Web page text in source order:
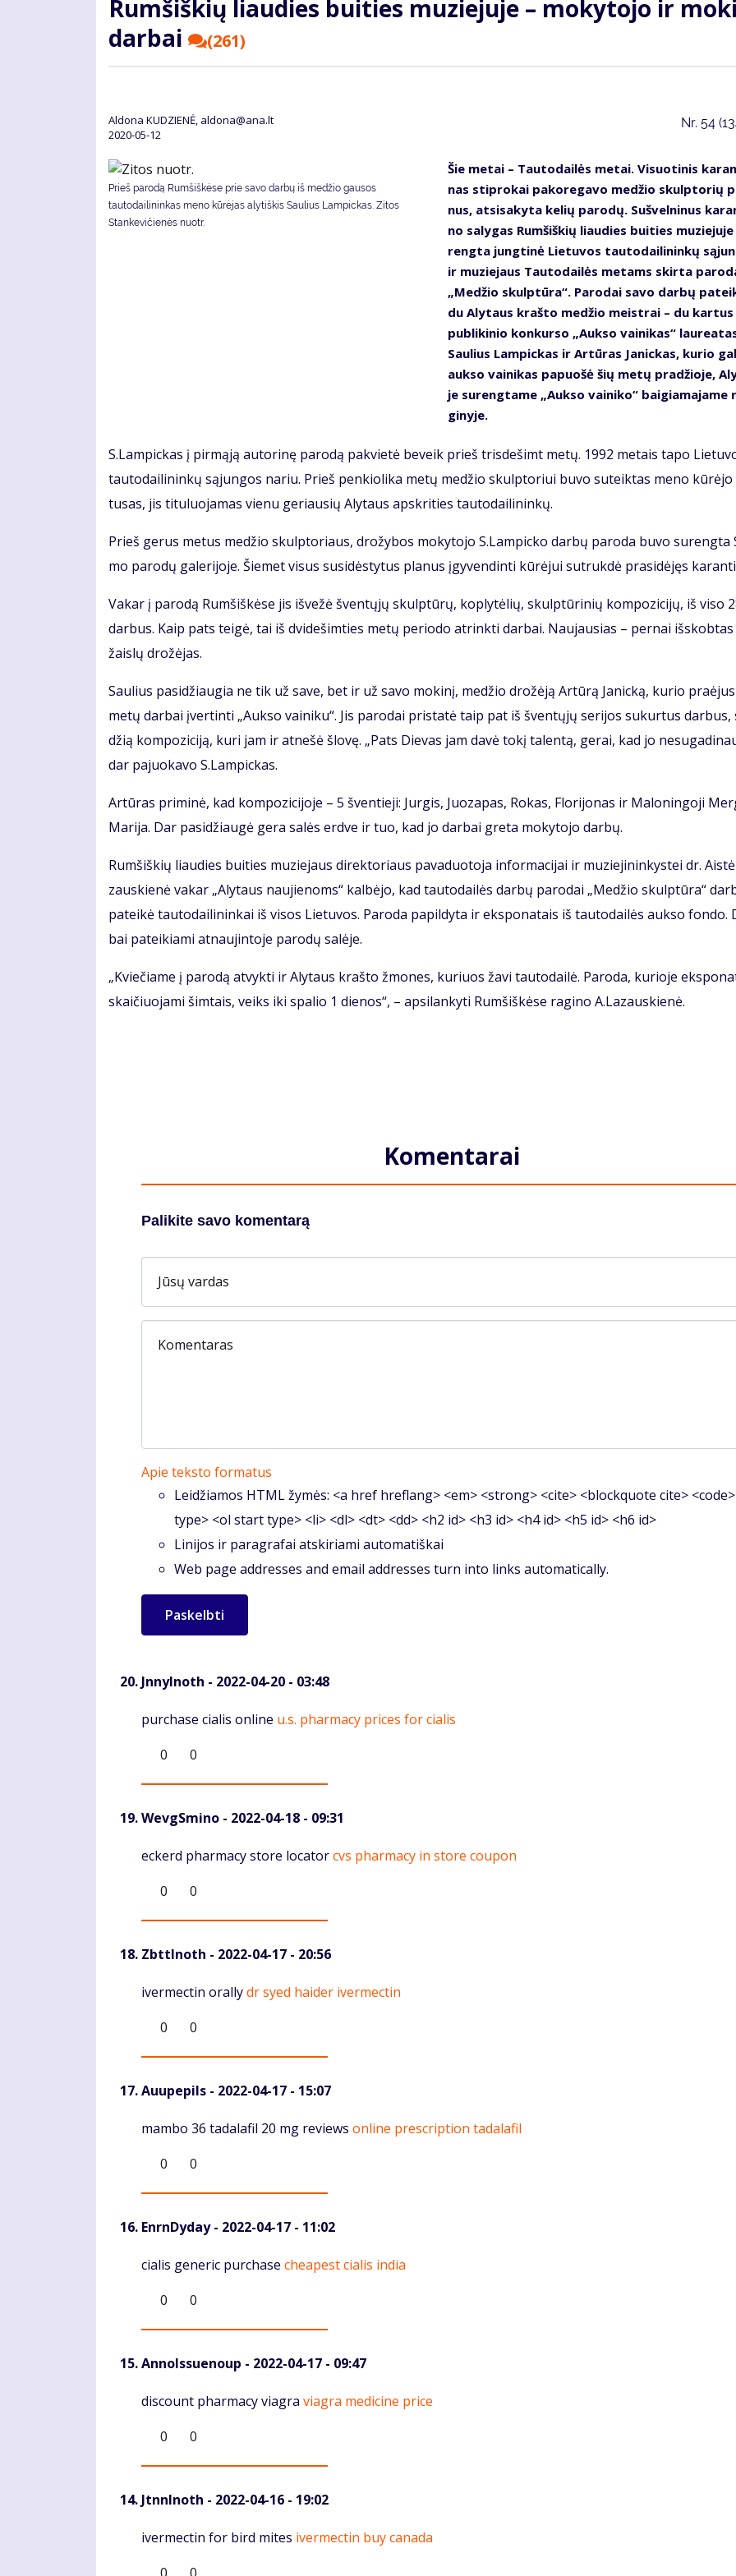
Rum­šiš­kių liau­dies bui­ties mu­zie­ju­je – mo­ky­to­jo ir
dar­bai
(261)
Aldona KUDZIENĖ, aldona@ana.lt
2020-05-12
Nr. 54
Prieš parodą Rumšiškėse prie savo darbų iš medžio gausos
tautodailininkas meno kūrėjas alytiškis Saulius Lampickas. Zitos
Stankevičienės nuotr.
Šie me­tai – Tau­to­dai­lės me­tai. Vi­suo­ti­nis
nas stip­ro­kai pa­ko­re­ga­vo me­džio skulp­to­rių
nus, at­si­sa­ky­ta ke­lių pa­ro­dų. Su­švel­ni­nus
no sa­ly­gas Rum­šiš­kių liau­dies bui­ties
reng­ta jung­ti­nė Lie­tu­vos tau­to­dai­li­nin­kų
ir mu­zie­jaus Tau­to­dai­lės me­tams skir­ta
„Me­džio skulp­tū­ra“. Pa­ro­dai sa­vo dar­bų
du Aly­taus kraš­to me­džio meist­rai – du
pub­li­ki­nio kon­kur­so „Auk­so vai­ni­kas“
Sau­lius Lam­pic­kas ir Ar­tū­ras Ja­nic­kas, ku­rio
auk­so vai­ni­kas pa­puo­šė šių me­tų pra­džio­je,
je su­reng­ta­me „Auk­so vai­ni­ko“ bai­gia­ma­ja­me
gi­ny­je.
S.Lam­pic­kas į pir­mą­ją au­to­ri­nę pa­ro­dą pa­kvie­tė be­veik prieš tris­de­šimt me­tų. 1992 me­tais ta­po
tau­to­dai­li­nin­kų są­jun­gos na­riu. Prieš pen­kio­li­ka me­tų me­džio skulp­to­riui bu­vo su­teik­tas me­no
tu­sas, jis ti­tu­luo­ja­mas vie­nu ge­riau­sių Aly­taus ap­skri­ties tau­to­dai­li­nin­kų.
Prieš ge­rus me­tus me­džio skulp­to­riaus, dro­žy­bos mo­ky­to­jo S.Lam­pic­ko dar­bų pa­ro­da bu­vo su­reng­ta
mo pa­ro­dų ga­le­ri­jo­je. Šie­met vi­sus su­si­dės­ty­tus pla­nus įgy­ven­din­ti kū­rė­jui su­truk­dė pra­si­dė­jęs
Va­kar į pa­ro­dą Rum­šiš­kė­se jis iš­ve­žė šven­tų­jų skulp­tū­rų, kop­ly­tė­lių, skulp­tū­ri­nių kom­po­zi­ci­jų, iš vi­so
dar­bus. Kaip pats tei­gė, tai iš dvi­de­šim­ties me­tų pe­ri­odo at­rink­ti dar­bai. Nau­jau­sias – per­nai iš­skob­tas
žais­lų dro­žė­jas.
Sau­lius pa­si­džiau­gia ne tik už sa­ve, bet ir už sa­vo mo­ki­nį, me­džio dro­žė­ją Ar­tū­rą Ja­nic­ką, ku­rio
me­tų dar­bai įver­tin­ti „Auk­so vai­ni­ku“. Jis pa­ro­dai pri­sta­tė taip pat iš šven­tų­jų se­ri­jos su­kur­tus
džią kom­po­zi­ci­ją, ku­ri jam ir at­ne­šė šlo­vę. „Pats Die­vas jam da­vė to­kį ta­len­tą, ge­rai, kad jo
dar pa­juo­ka­vo S.Lam­pic­kas.
Ar­tū­ras pri­mi­nė, kad kom­po­zi­ci­jo­je – 5 šven­tie­ji: Jur­gis, Juo­za­pas, Ro­kas, Flo­ri­jo­nas ir Ma­lo­nin­go­ji
Ma­ri­ja. Dar pa­si­džiau­gė ge­ra sa­lės erd­ve ir tuo, kad jo dar­bai gre­ta mo­ky­to­jo dar­bų.
Rum­šiš­kių liau­dies bui­ties mu­zie­jaus di­rek­to­riaus pa­va­duo­to­ja in­for­ma­ci­jai ir mu­zie­ji­nin­kys­tei dr.
zaus­kie­nė va­kar „Aly­taus nau­jie­noms“ kal­bė­jo, kad tau­to­dai­lės dar­bų pa­ro­dai „Me­džio skulp­tū­ra“
pa­tei­kė tau­to­dai­li­nin­kai iš vi­sos Lie­tu­vos. Pa­ro­da pa­pil­dy­ta ir eks­po­na­tais iš tau­to­dai­lės auk­so fon­do.
bai pa­tei­kia­mi at­nau­jin­to­je pa­ro­dų sa­lė­je.
„Kvie­čia­me į pa­ro­dą at­vyk­ti ir Aly­taus kraš­to žmo­nes, ku­riuos ža­vi tau­to­dai­lė. Pa­ro­da, ku­rio­je
skai­čiuo­ja­mi šim­tais, veiks iki spa­lio 1 die­nos“, – ap­si­lan­ky­ti Rum­šiš­kė­se ra­gi­no A.La­zaus­kie­nė.
Komentarai
Palikite savo komentarą
Jūsų vardas
Komentaras
Apie teksto formatus
Leidžiamos HTML žymės: <a href hreflang> <em> <strong> <cite> <blockquote cite>
type> <ol start type> <li> <dl> <dt> <dd> <h2 id> <h3 id> <h4 id> <h5 id> <h6 id>
Linijos ir paragrafai atskiriami automatiškai
Web page addresses and email addresses turn into links automatically.
JnnyInoth - 2022-04-20 - 03:48
Komentaras
purchase cialis online u.s. pharmacy prices for cialis
0
0
WevgSmino - 2022-04-18 - 09:31
Komentaras
eckerd pharmacy store locatorcvs pharmacy in store coupon
0
0
ZbttInoth - 2022-04-17 - 20:56
Komentaras
ivermectin orallydr syed haider ivermectin
0
0
Auupepils - 2022-04-17 - 15:07
Komentaras
mambo 36 tadalafil 20 mg reviews online prescription tadalafil
0
0
EnrnDyday- 2022-04-17 - 11:02
Komentaras
cialis generic purchase cheapest cialis india
0
0
AnnoIssuenoup - 2022-04-17 - 09:47
Komentaras
discount pharmacy viagra viagra medicine price
0
0
JtnnInoth - 2022-04-16 - 19:02
Komentaras
ivermectin for bird mites ivermectin buy canada